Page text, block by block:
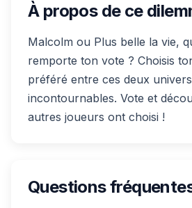
À propos de ce
Malcolm ou Plus belle la vie,
remporte ton vote ? Choisis
préféré entre ces deux
incontournables. Vote et
autres joueurs ont choisi !
Questions